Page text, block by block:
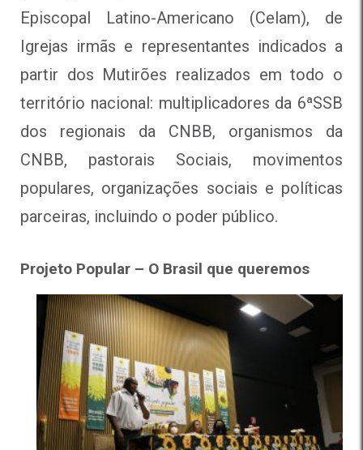
Episcopal Latino-Americano (Celam), de
Igrejas irmãs e representantes indicados a
partir dos Mutirões realizados em todo o
território nacional: multiplicadores da 6ªSSB
dos regionais da CNBB, organismos da
CNBB, pastorais Sociais, movimentos
populares, organizações sociais e políticas
parceiras, incluindo o poder público.
Projeto Popular – O Brasil que queremos